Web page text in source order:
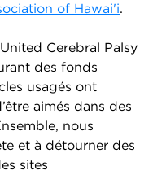
of Hawai'i.
Cerebral Palsy
des fonds
usagés ont
aimés dans des
nous
et à détourner des
sites